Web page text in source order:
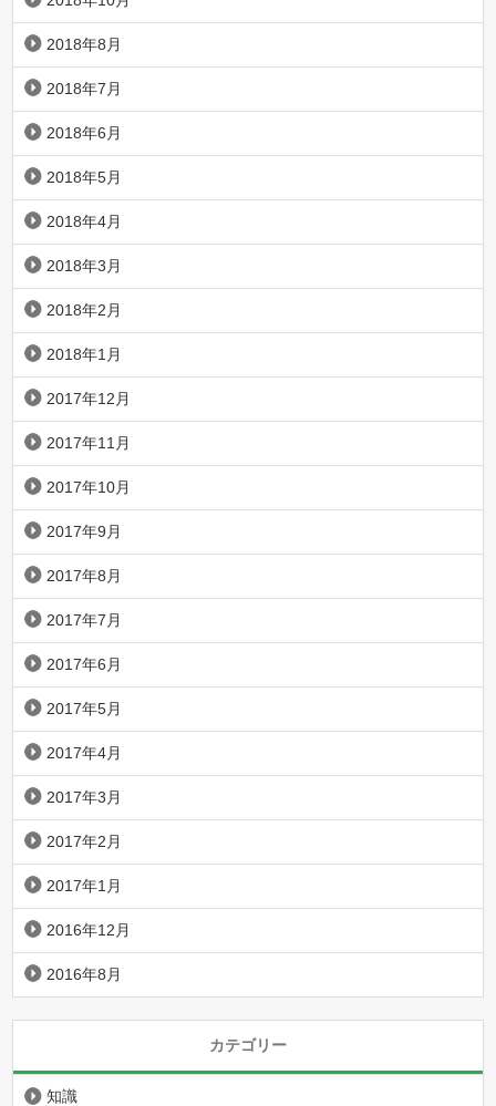
2018年8月
2018年7月
2018年6月
2018年5月
2018年4月
2018年3月
2018年2月
2018年1月
2017年12月
2017年11月
2017年10月
2017年9月
2017年8月
2017年7月
2017年6月
2017年5月
2017年4月
2017年3月
2017年2月
2017年1月
2016年12月
2016年8月
カテゴリー
知識